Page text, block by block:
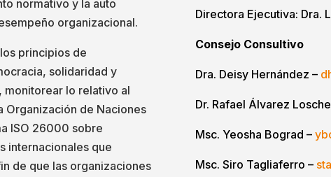
normativo y la auto
organizacional.
principios de
solidaridad y
lo relativo al
Organización de Naciones
ISO 26000 sobre
internacionales que
de que las organizaciones
Directora Ejecutiva: Dra.
Consejo Consultivo
Dra. Deisy Hernández –
Dr. Rafael Álvarez
Msc. Yeosha Bograd –
Msc. Siro Tagliaferro –